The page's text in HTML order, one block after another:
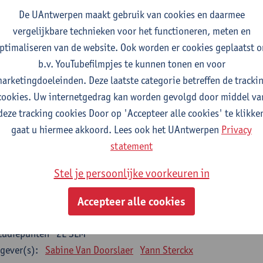
Wim Vanden Berghe
mining
2E SEM
studiepunten
Erik Fransen Kris Laukens
Animal Science (core module)
2E SEM
Chris Van Ginneken Debby Van Dam
2E SEM
Kristien Hens Patrick Rüdelsheim
structural biology
2E SEM
Sabine Van Doorslaer Yann Sterckx
De UAntwerpen maakt gebruik van cookies en daarmee
vergelijkbare technieken voor het functioneren, meten en
van de website. Ook worden er cookies geplaatst
b.v. YouTubefilmpjes te kunnen tonen en voor
Deze laatste categorie betreffen de
Uw internetgedrag kan worden gevolgd door middel
tracking cookies Door op 'Accepteer alle cookies' te
gaat u hiermee akkoord. Lees ook het UAntwerpen Privacy
statement
Stel je persoonlijke voorkeuren in
Accepteer alle cookies